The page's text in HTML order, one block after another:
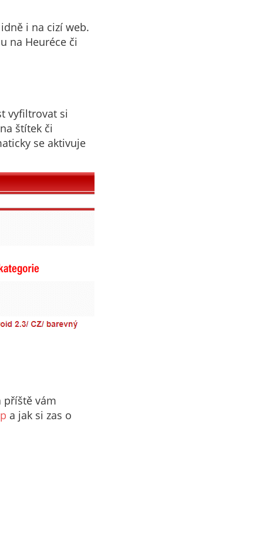
i na cizí web.
na Heuréce či
vyfiltrovat si
štítek či
se aktivuje
příště vám
a jak si zas o